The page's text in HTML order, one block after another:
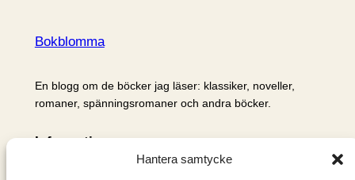
Hantera samtycke
Bokblomma
En blogg om de böcker jag läser: klassiker, noveller,
romaner, spänningsromaner och andra böcker.
Information